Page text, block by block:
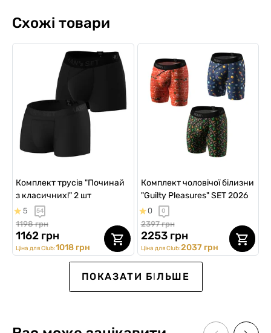
Схожі товари
Комплект трусів "Починай
з класичних!" 2 шт
5 54
1198 грн
1162 грн
Ціна для Club:1018 грн
Комплект чоловічої білизни
"Guilty Pleasures" SET 2026
0 0
2397 грн
2253 грн
Ціна для Club:2037 грн
ПОКАЗАТИ БІЛЬШЕ